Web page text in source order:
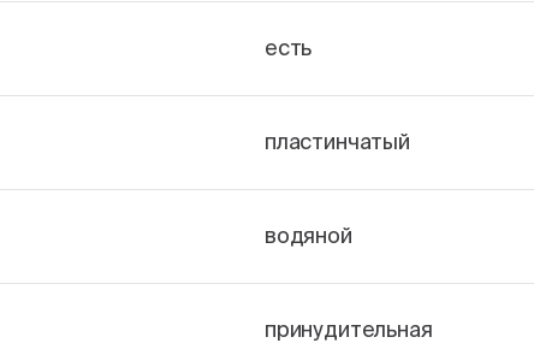
есть
пластинчатый
водяной
принудительная